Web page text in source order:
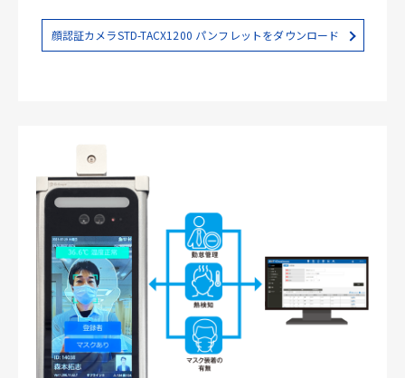
顔認証カメラSTD-TACX1200 パンフレットをダウンロード